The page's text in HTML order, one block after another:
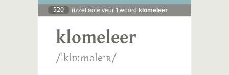
520 rizzeltaote veur 't woord klomeleer
klomeleer
/ˈklʊːməleˑʀ/